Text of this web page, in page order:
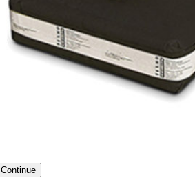
Continue